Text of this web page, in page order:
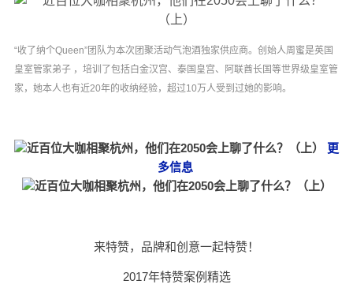
“收了纳个Queen”团队为本次团聚活动气泡酒独家供应商。创始人周蜜是英国
皇室管家弟子 ，培训了包括白金汉宫、泰国皇宫、阿联酋长国等世界级皇室管
家，她本人也有近20年的收纳经验，超过10万人受到过她的影响。
更
多信息
来特赞，品牌和创意一起特赞！
2017年特赞案例精选